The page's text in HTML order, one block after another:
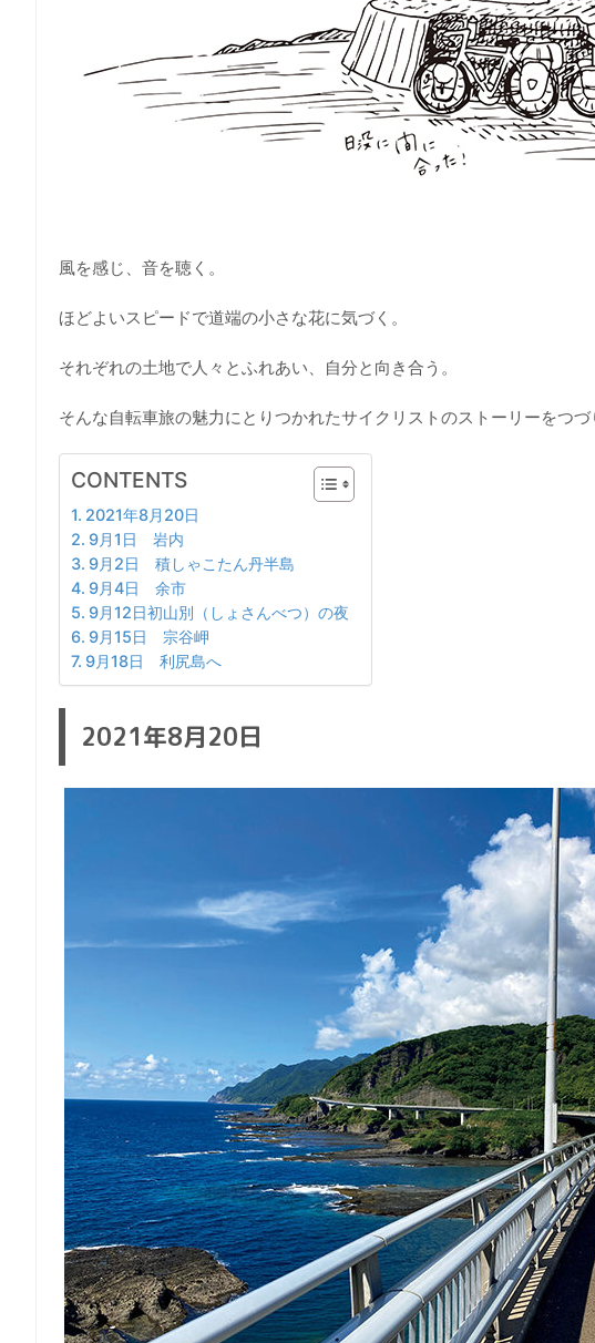
風を感じ、音を聴く。
ほどよいスピードで道端の小さな花に気づく。
それぞれの土地で人々とふれあい、自分と向き合う。
そんな自転車旅の魅力にとりつかれたサイクリストのストーリーをつづ
CONTENTS
2021年8月20日
9月1日 岩内
9月2日 積しゃこたん丹半島
9月4日 余市
9月12日初山別（しょさんべつ）の夜
9月15日 宗谷岬
9月18日 利尻島へ
2021年8月20日